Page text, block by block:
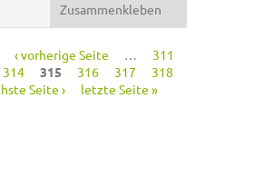
Zusammenkleben
‹ vorherige Seite …
311
314 315 316 317
318
Seite › letzte Seite »